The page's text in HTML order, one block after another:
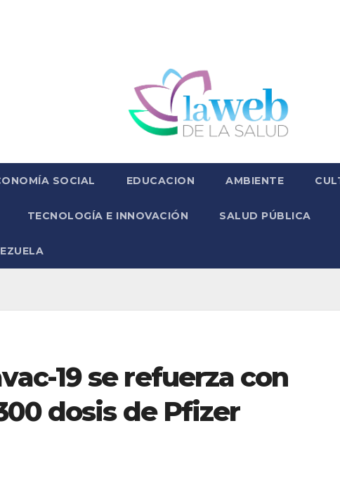
SOCIAL EDUCACION AMBIENTE
TECNOLOGÍA E INNOVACIÓN SALUD PÚBLICA
19 se refuerza con
dosis de Pfizer